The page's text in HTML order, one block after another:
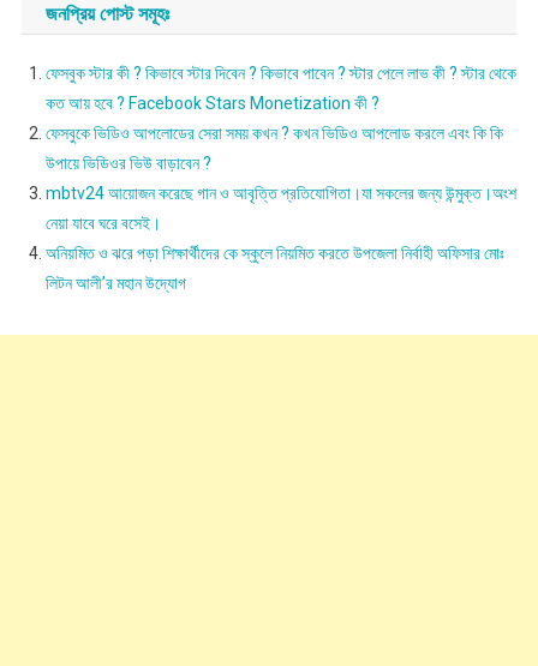
জনপ্রিয় পোস্ট সমূহঃ
ফেসবুক স্টার কী ? কিভাবে স্টার দিবেন ? কিভাবে পাবেন ? স্টার পেলে লাভ কী ? স্টার থেকে
কত আয় হবে ? Facebook Stars Monetization কী ?
ফেসবুকে ভিডিও আপলোডের সেরা সময় কখন ? কখন ভিডিও আপলোড করলে এবং কি কি
উপায়ে ভিডিওর ভিউ বাড়াবেন ?
mbtv24 আয়োজন করেছে গান ও আবৃত্তি প্রতিযোগিতা।যা সকলের জন্য উন্মুক্ত।অংশ
নেয়া যাবে ঘরে বসেই।
অনিয়মিত ও ঝরে পড়া শিক্ষার্থীদের কে স্কুলে নিয়মিত করতে উপজেলা নির্বাহী অফিসার মোঃ
লিটন আলী’র মহান উদ্যোগ